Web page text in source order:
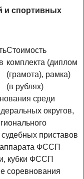
и спортивных
Стоимость
комплекта (диплом
(грамота), рамка)
(в рублях)
среди
округов,
приставов
аппарата ФССП
кубки ФССП
соревнования